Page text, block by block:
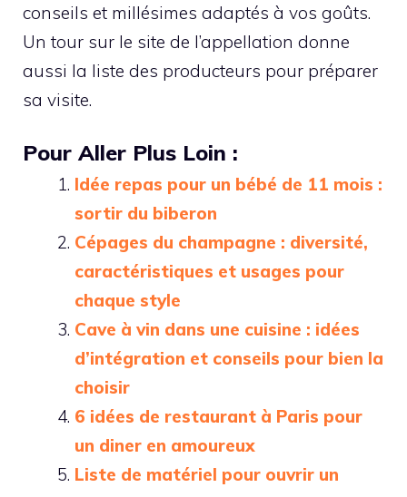
conseils et millésimes adaptés à vos goûts.
Un tour sur le site de l’appellation donne
aussi la liste des producteurs pour préparer
sa visite.
Pour Aller Plus Loin :
Idée repas pour un bébé de 11 mois :
sortir du biberon
Cépages du champagne : diversité,
caractéristiques et usages pour
chaque style
Cave à vin dans une cuisine : idées
d’intégration et conseils pour bien la
choisir
6 idées de restaurant à Paris pour
un diner en amoureux
Liste de matériel pour ouvrir un